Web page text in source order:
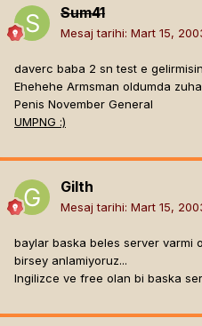
Sum41
Mesaj tarihi: Mart 15,
daverc baba 2 sn test e
Ehehehe Armsman oldumda
Penis November General
UMPNG :)
Gilth
Mesaj tarihi: Mart 15,
baylar baska beles server varmi
birsey anlamiyoruz...
Ingilizce ve free olan bi baska